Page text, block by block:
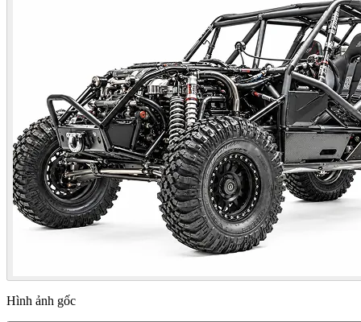
Hình ảnh gốc